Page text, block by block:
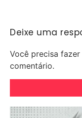
Deixe uma
Você precisa fazer
comentário.